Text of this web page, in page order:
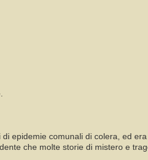
epidemie comunali di colera, ed
che molte storie di mistero e